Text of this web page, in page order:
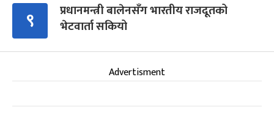
९
प्रधानमन्त्री बालेनसँग भारतीय राजदूतको
भेटवार्ता सकियो
Advertisment